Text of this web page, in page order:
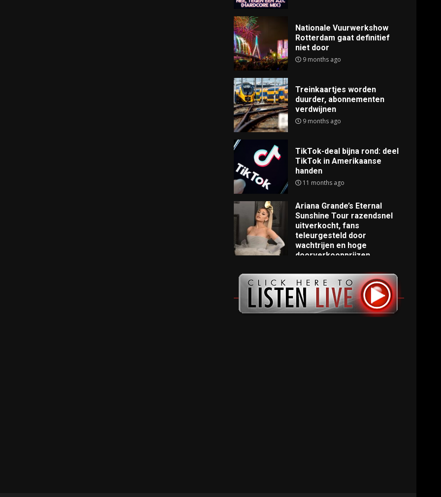
Nationale Vuurwerkshow
Rotterdam gaat definitief
niet door
9 months ago
Treinkaartjes worden
duurder, abonnementen
verdwijnen
9 months ago
TikTok-deal bijna rond: deel
TikTok in Amerikaanse
handen
11 months ago
Ariana Grande’s Eternal
Sunshine Tour razendsnel
uitverkocht, fans
teleurgesteld door
wachtrijen en hoge
doorverkoopprijzen